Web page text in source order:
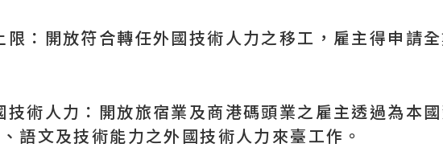
：開放符合轉任外國技術人力之移工，雇主得申請
術人力：開放旅宿業及商港碼頭業之雇主透過為本
語文及技術能力之外國技術人力來臺工作。